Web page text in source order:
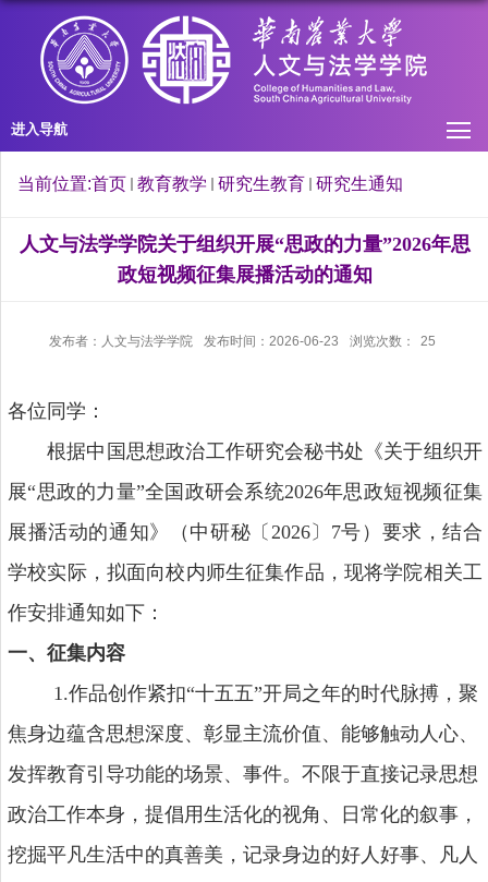
进入导航
当前位置:首页 教育教学 研究生教育 研究生通知
人文与法学学院关于组织开展“思政的力量”2026年思
政短视频征集展播活动的通知
发布者：人文与法学学院 发布时间：2026-06-23 浏览次数： 25
各位同学：
根据中国思想政治工作研究会秘书处《关于组织开
展“思政的力量”全国政研会系统2026年思政短视频征集
展播活动的通知》（中研秘〔 2026〕 7号）要求，结合
学校实际，拟面向校内师生征集作品，现将学院相关工
作安排通知如下：
一、征集内容
1.作品创作紧扣“十五五”开局之年的时代脉搏，聚
焦身边蕴含思想深度、彰显主流价值、能够触动人心、
发挥教育引导功能的场景、事件。不限于直接记录思想
政治工作本身，提倡用生活化的视角、日常化的叙事，
挖掘平凡生活中的真善美，记录身边的好人好事、凡人